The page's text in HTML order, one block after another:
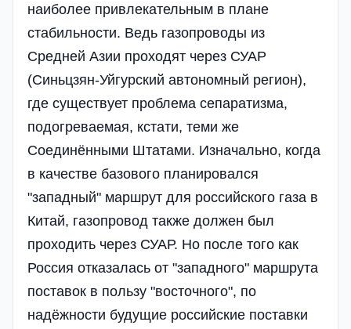
наиболее привлекательным в плане
стабильности. Ведь газопроводы из
Средней Азии проходят через СУАР
(Синьцзян-Уйгурский автономный регион),
где существует проблема сепаратизма,
подогреваемая, кстати, теми же
Соединёнными Штатами. Изначально, когда
в качестве базового планировался
"западный" маршрут для российского газа в
Китай, газопровод также должен был
проходить через СУАР. Но после того как
Россия отказалась от "западного" маршрута
поставок в пользу "восточного", по
надёжности будущие российские поставки